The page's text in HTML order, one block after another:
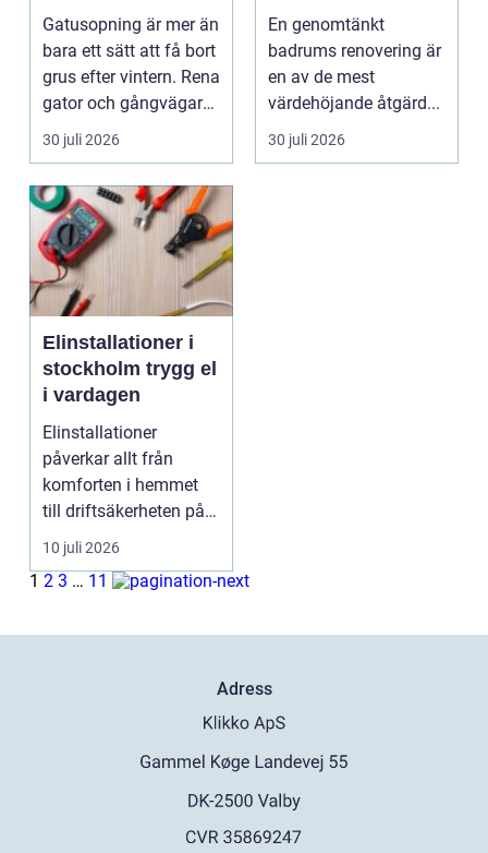
hållbara
stadsmiljöer
Gatusopning är mer än
bara ett sätt att få bort
grus efter vintern. Rena
gator och gångvägar
påverka...
30 juli 2026
hållbart och
modernt badrum
En genomtänkt
badrums renovering är
en av de mest
värdehöjande åtgärd...
30 juli 2026
Elinstallationer i
stockholm trygg el
i vardagen
Elinstallationer
påverkar allt från
komforten i hemmet
till driftsäkerheten på
jobbet. I en växande ...
10 juli 2026
1 2 3 … 11
Adress